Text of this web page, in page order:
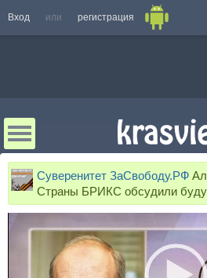
Вход или регистрация
Суверенитет ЗаСвободу.РФ
Страны БРИКС обсудили